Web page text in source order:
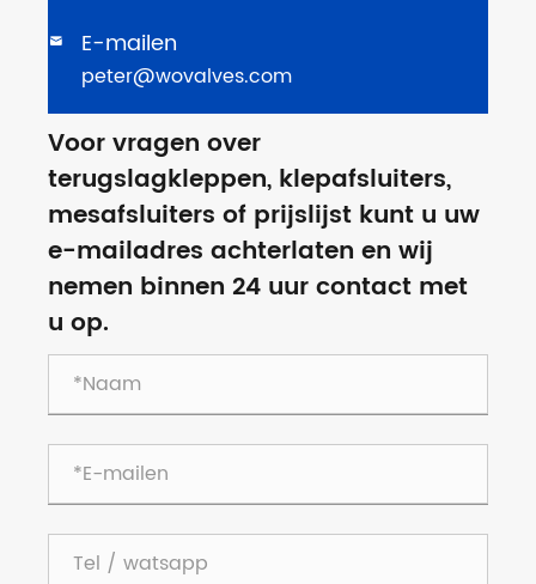
 E-mailen
peter@wovalves.com
Voor vragen over
terugslagkleppen, klepafsluiters,
mesafsluiters of prijslijst kunt u uw
e-mailadres achterlaten en wij
nemen binnen 24 uur contact met
u op.